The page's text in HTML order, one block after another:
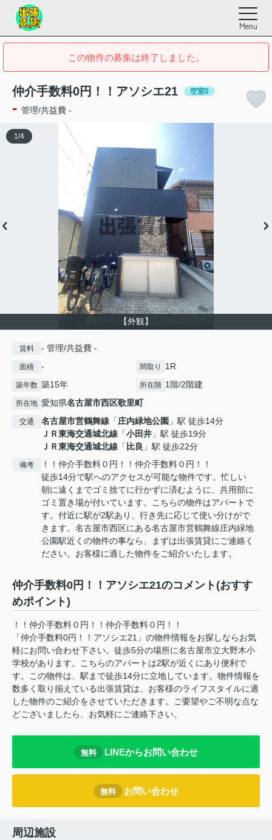
Menu
この物件の募集は終了しました。
仲介手数料0円！！アソシエ21 空室0
- 管理/共益費 -
【外観】
1 /4
賃料 - 管理/共益費 -
面積 - 間取り 1R
築年数 築15年 所在階 1階/2階建
所在地 愛知県名古屋市西区歌里町
交通 名古屋市営鶴舞線 「庄内緑地公園 」駅 徒歩14分
ＪＲ東海交通城北線 「小田井 」駅 徒歩19分
ＪＲ東海交通城北線 「 比良 」駅 徒歩22分
備考
！！仲介手数料０円！！仲介手数料０円！！
徒歩14分で駅へのアクセスが可能な物件です。忙しい
朝に遠くまでゴミ捨てに行かずに済むように、共用部に
ゴミ置き場が付いています。こちらの物件はアパートで
す。付近に駅が2駅あり、行き先に応じて使い分けがで
きます。名古屋市西区にある名古屋市営鶴舞線庄内緑地
公園駅近くの物件の事なら、まずは出張賃貸にご連絡く
ださい。お客様に適した物件をご紹介いたします。
仲介手数料0円！！アソシエ21のコメント(おすす
めポイント)
！！仲介手数料０円！！仲介手数料０円！！
「仲介手数料0円！！アソシエ21」の物件情報をお探しならお気
軽にお問い合わせ下さい。徒歩5分の場所に名古屋市立大野木小
学校があります。こちらのアパートは2駅が近くにあり便利で
す。この物件は、駅まで徒歩14分に立地しています。物件情報を
数多く取り揃えている出張賃貸は、お客様のライフスタイルに適
した物件のご紹介をさせていただきます。ご要望やご不明な点な
どございましたら、お気軽にご連絡下さい。
無料 LINEからお問い合わせ
無料 お問い合わせ
周辺施設